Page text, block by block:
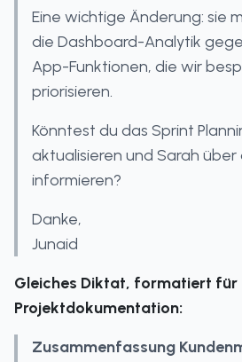
Eine wichtige Änderung: sie
die Dashboard-Analytik
App-Funktionen, die wir
priorisieren.
Könntest du das Sprint
aktualisieren und Sarah
informieren?
Danke,
Junaid
Gleiches Diktat, formatiert für
Projektdokumentation:
Zusammenfassung